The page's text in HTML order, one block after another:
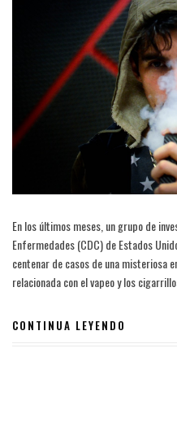
En los últimos meses, un grupo de
Enfermedades (CDC) de Estados
centenar de casos de una misteriosa
relacionada con el vapeo y los
CONTINUA LEYENDO